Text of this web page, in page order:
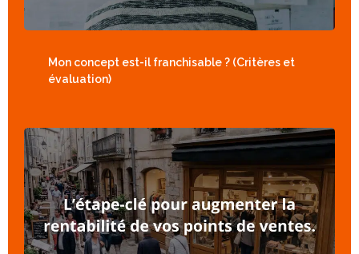
Mon concept est-il franchisable ? (Critères et
évaluation)